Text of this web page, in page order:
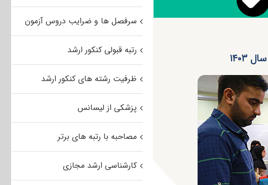
سرفصل ها و ضرایب دروس آزمون
رتبه قبولی کنکور ارشد
ظرفیت رشته های کنکور ارشد
پزشکی از لیسانس
مصاحبه با رتبه های برتر
کارشناسی ارشد مجازی